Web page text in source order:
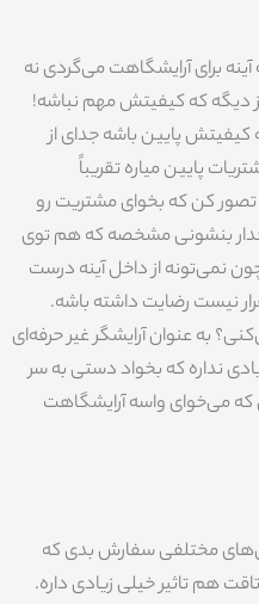
برای آرایشگاهت می‌گردی نه
دیگه که کیفیتش مهم نباشه!
که کیفیتش پایین باشه جدای از
پایین میاره تقریباً
کن که بخوای مشتریت رو
بنشونی مشخصه که هم توی
نمی‌تونه از داخل آینه درست
نیست رضایت داشته باشه.
به عنوان آرایشگر غیر حرفه‌ای
نداره که بخواد دستی به سر
که می‌خوای واسه آرایشگاهت
مختلفی سفارش بدی که
هم تاثیر خیلی زیادی داره.